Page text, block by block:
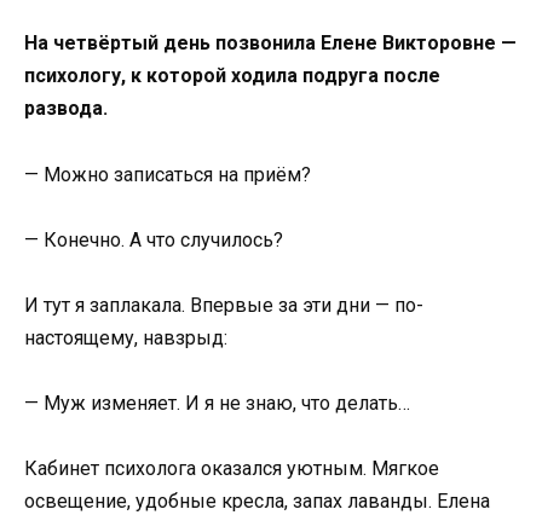
На четвёртый день позвонила Елене Викторовне —
психологу, к которой ходила подруга после
развода.
— Можно записаться на приём?
— Конечно. А что случилось?
И тут я заплакала. Впервые за эти дни — по-
настоящему, навзрыд:
— Муж изменяет. И я не знаю, что делать…
Кабинет психолога оказался уютным. Мягкое
освещение, удобные кресла, запах лаванды. Елена